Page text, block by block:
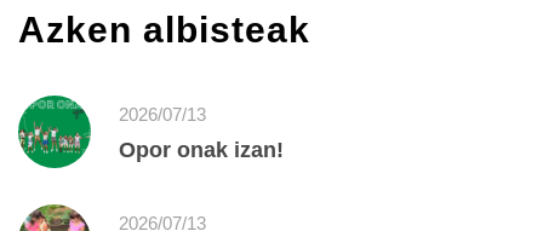
Azken albisteak
2026/07/13
Opor onak izan!
2026/07/13